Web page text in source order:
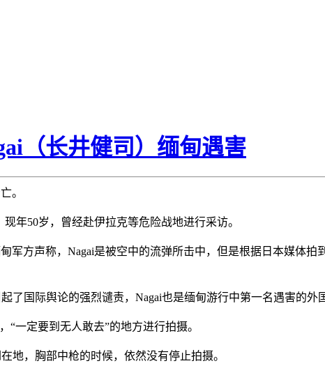
（长井健司）缅甸遇害
。
年50岁，曾经赴伊拉克等危险战地进行采访。
军方声称，Nagai是被空中的流弹所击中，但是根据日本媒体
了国际舆论的强烈谴责，Nagai也是缅甸游行中第一名遇害的外
“一定要到无人敢去”的地方进行拍摄。
地，胸部中枪的时候，依然没有停止拍摄。